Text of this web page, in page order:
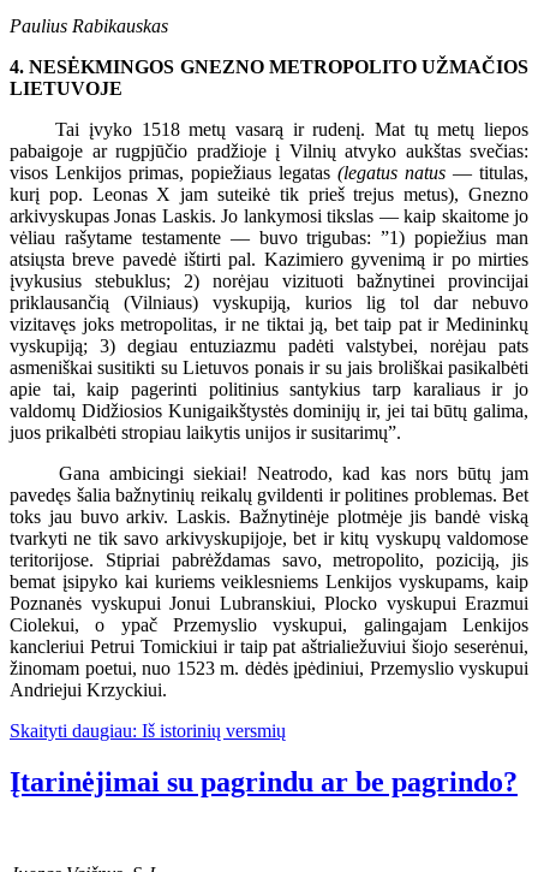
Paulius Rabikauskas
4. NESĖKMINGOS GNEZNO METROPOLITO UŽMAČIOS
LIETUVOJE
Tai įvyko 1518 metų vasarą ir rudenį. Mat tų metų liepos
pabaigoje ar rugpjūčio pradžioje į Vilnių atvyko aukštas svečias:
visos Lenkijos primas, popiežiaus legatas (legatus natus — titulas,
kurį pop. Leonas X jam suteikė tik prieš trejus metus), Gnezno
arkivyskupas Jonas Laskis. Jo lankymosi tikslas — kaip skaitome jo
vėliau rašytame testamente — buvo trigubas: ”1) popiežius man
atsiųsta breve pavedė ištirti pal. Kazimiero gyvenimą ir po mirties
įvykusius stebuklus; 2) norėjau vizituoti bažnytinei provincijai
priklausančią (Vilniaus) vyskupiją, kurios lig tol dar nebuvo
vizitavęs joks metropolitas, ir ne tiktai ją, bet taip pat ir Medininkų
vyskupiją; 3) degiau entuziazmu padėti valstybei, norėjau pats
asmeniškai susitikti su Lietuvos ponais ir su jais broliškai pasikalbėti
apie tai, kaip pagerinti politinius santykius tarp karaliaus ir jo
valdomų Didžiosios Kunigaikštystės dominijų ir, jei tai būtų galima,
juos prikalbėti stropiau laikytis unijos ir susitarimų”.
Gana ambicingi siekiai! Neatrodo, kad kas nors būtų jam
pavedęs šalia bažnytinių reikalų gvildenti ir politines problemas. Bet
toks jau buvo arkiv. Laskis. Bažnytinėje plotmėje jis bandė viską
tvarkyti ne tik savo arkivyskupijoje, bet ir kitų vyskupų valdomose
teritorijose. Stipriai pabrėždamas savo, metropolito, poziciją, jis
bemat įsipyko kai kuriems veiklesniems Lenkijos vyskupams, kaip
Poznanės vyskupui Jonui Lubranskiui, Plocko vyskupui Erazmui
Ciolekui, o ypač Przemyslio vyskupui, galingajam Lenkijos
kancleriui Petrui Tomickiui ir taip pat aštrialiežuviui šiojo seserėnui,
žinomam poetui, nuo 1523 m. dėdės įpėdiniui, Przemyslio vyskupui
Andriejui Krzyckiui.
Skaityti daugiau: Iš istorinių versmių
Įtarinėjimai su pagrindu ar be pagrindo?